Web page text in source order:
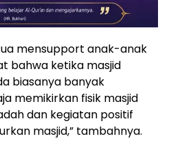
mensupport anak-anak
bahwa ketika masjid
biasanya banyak
memikirkan fisik masjid
dan kegiatan positif
masjid,” tambahnya.